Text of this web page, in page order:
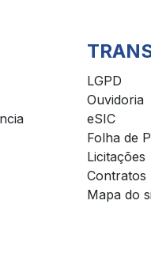
LGPD
Ouvidoria
eSIC
Folha de
Licitações
Contratos
Mapa do